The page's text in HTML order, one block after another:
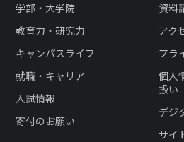
学部・大学院
教育力・研究力
キャンパスライフ
就職・キャリア
入試情報
寄付のお願い
資料
アク
プラ
個人
扱い
デジ
サイ